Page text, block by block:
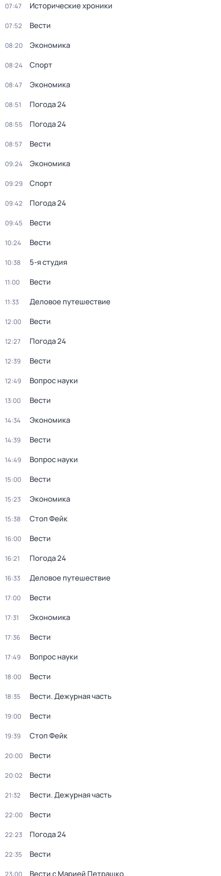
07:47 Исторические хроники
07:52 Вести
08:20 Экономика
08:24 Спорт
08:47 Экономика
08:51 Погода 24
08:55 Погода 24
08:57 Вести
09:24 Экономика
09:29 Спорт
09:42 Погода 24
09:45 Вести
10:24 Вести
10:38 5-я студия
11:00 Вести
11:33 Деловое путешествие
12:00 Вести
12:27 Погода 24
12:39 Вести
12:49 Вопрос науки
13:00 Вести
14:34 Экономика
14:39 Вести
14:49 Вопрос науки
15:00 Вести
15:23 Экономика
15:38 Стоп Фейк
16:00 Вести
16:21 Погода 24
16:33 Деловое путешествие
17:00 Вести
17:31 Экономика
17:36 Вести
17:49 Вопрос науки
18:00 Вести
18:35 Вести. Дежурная часть
19:00 Вести
19:39 Стоп Фейк
20:00 Вести
20:02 Вести
21:32 Вести. Дежурная часть
22:00 Вести
22:23 Погода 24
22:35 Вести
23:00 Вести с Марией Петрашко